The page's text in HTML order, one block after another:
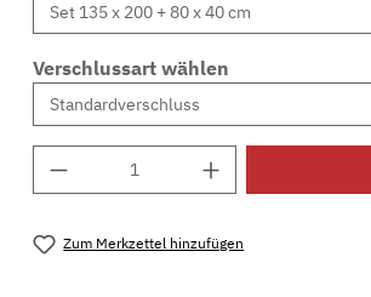
Verschlussart wählen
Produkt Anzahl: Gib
Zum Merkzettel hinzufügen